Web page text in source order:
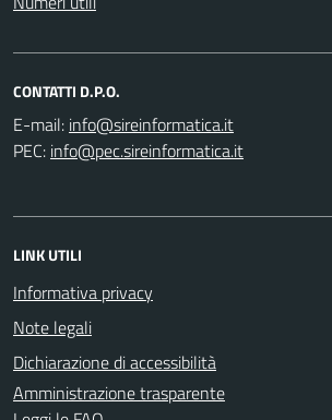
CONTATTI D.P.O.
E-mail:
PEC:
LINK UTILI
Informativa privacy
Note legali
Dichiarazione di accessibilità
Amministrazione trasparente